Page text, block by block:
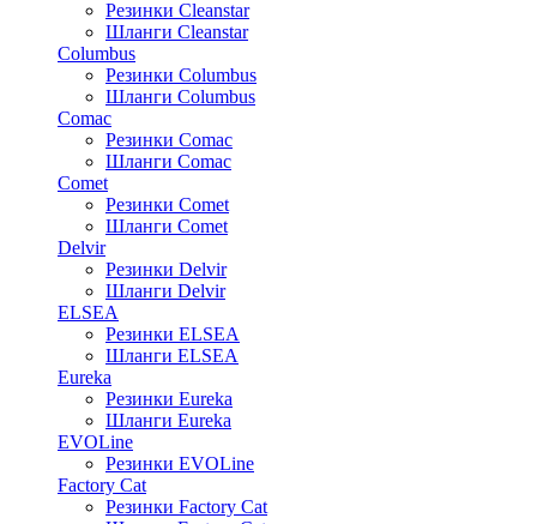
Резинки Cleanstar
Шланги Cleanstar
Columbus
Резинки Columbus
Шланги Columbus
Comac
Резинки Comac
Шланги Comac
Comet
Резинки Comet
Шланги Comet
Delvir
Резинки Delvir
Шланги Delvir
ELSEA
Резинки ELSEA
Шланги ELSEA
Eureka
Резинки Eureka
Шланги Eureka
EVOLine
Резинки EVOLine
Factory Cat
Резинки Factory Cat